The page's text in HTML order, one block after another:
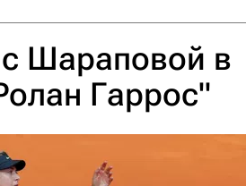
с Шараповой в
Гаррос"